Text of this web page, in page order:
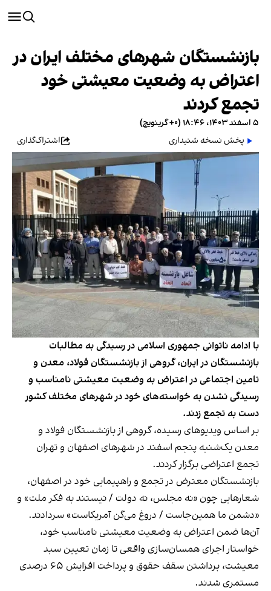
بازنشستگان شهرهای مختلف ایران در
اعتراض به وضعیت معیشتی خود
تجمع کردند
۵ اسفند ۱۴۰۳، ۱۸:۴۶ (‎+۰ گرینویچ)
پخش نسخه شنیداری
اشتراک‌گذاری
با ادامه ناتوانی جمهوری اسلامی در رسیدگی به مطالبات
بازنشستگان در ایران، گروهی از بازنشستگان فولاد، معدن و
تامین اجتماعی در اعتراض به وضعیت معیشتی نامناسب و
رسیدگی نشدن به خواسته‌های خود در شهرهای مختلف کشور
دست به تجمع زدند.
بر اساس ویدیوهای رسیده، گروهی از بازنشستگان فولاد و
معدن یک‌شنبه پنجم اسفند در شهرهای اصفهان و تهران
تجمع اعتراضی برگزار کردند.
بازنشستگان معترض در تجمع و راهپیمایی خود در اصفهان،
شعارهایی چون «نه مجلس، نه دولت / نیستند به فکر ملت» و
«دشمن ما همین‌جاست / دروغ می‌گن آمریکاست» سردادند.
آن‌ها ضمن اعتراض به وضعیت معیشتی نامناسب خود،
خواستار اجرای همسان‌سازی واقعی تا زمان تعیین سبد
معیشت، برداشتن سقف حقوق و پرداخت افزایش ۶۵ درصدی
مستمری شدند.